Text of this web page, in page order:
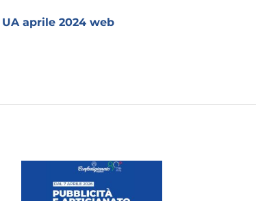
UA aprile 2024 web